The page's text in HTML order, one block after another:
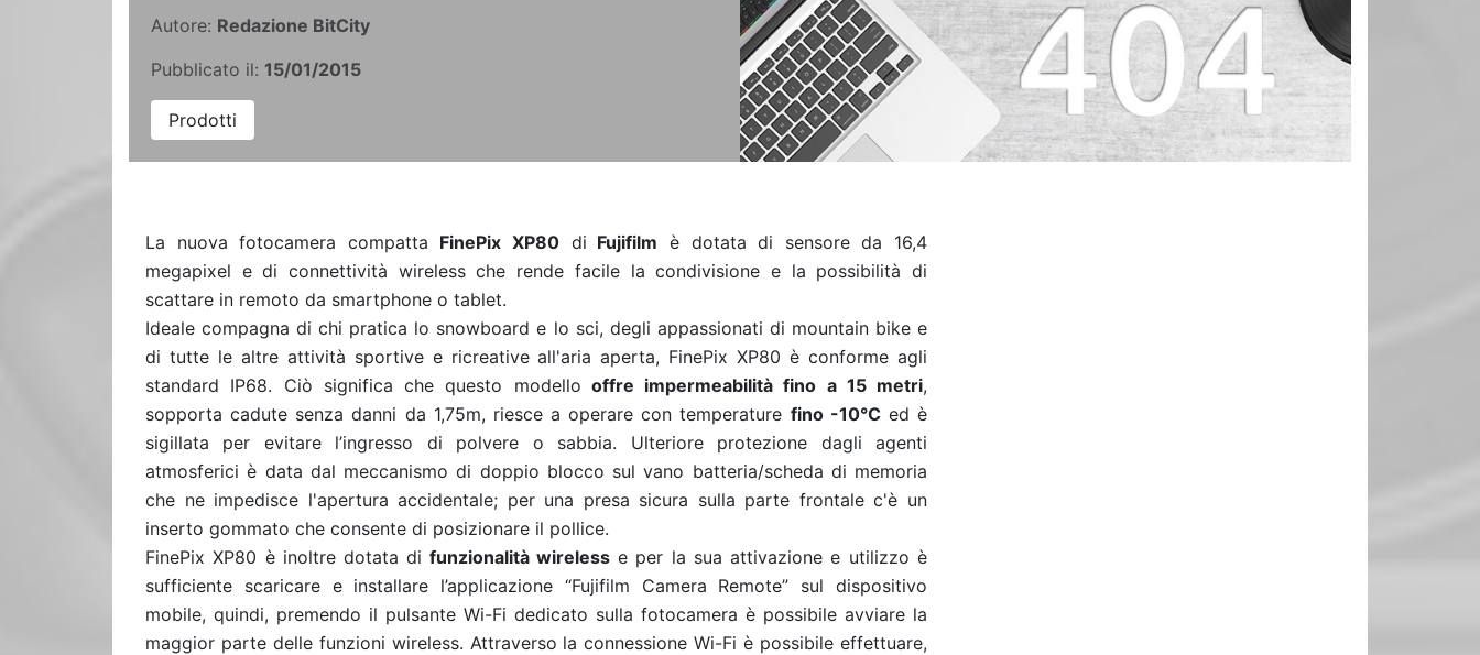
Autore: Redazione BitCity
Pubblicato il: 15/01/2015
Prodotti
La nuova fotocamera compatta FinePix XP80 di Fujifilm è dotata di sensore da 16,4
megapixel e di connettività wireless che rende facile la condivisione e la possibilità di
scattare in remoto da smartphone o tablet.
Ideale compagna di chi pratica lo snowboard e lo sci, degli appassionati di mountain bike e
di tutte le altre attività sportive e ricreative all'aria aperta, FinePix XP80 è conforme agli
standard IP68. Ciò significa che questo modello offre impermeabilità fino a 15 metri,
sopporta cadute senza danni da 1,75m, riesce a operare con temperature fino -10°Ced è
sigillata per evitare l’ingresso di polvere o sabbia. Ulteriore protezione dagli agenti
atmosferici è data dal meccanismo di doppio blocco sul vano batteria/scheda di memoria
che ne impedisce l'apertura accidentale; per una presa sicura sulla parte frontale c'è un
inserto gommato che consente di posizionare il pollice.
FinePix XP80 è inoltre dotata di funzionalità wirelesse per la sua attivazione e utilizzo è
sufficiente scaricare e installare l’applicazione “Fujifilm Camera Remote” sul dispositivo
mobile, quindi, premendo il pulsante Wi-Fi dedicato sulla fotocamera è possibile avviare la
maggior parte delle funzioni wireless. Attraverso la connessione Wi-Fi è possibile effettuare,